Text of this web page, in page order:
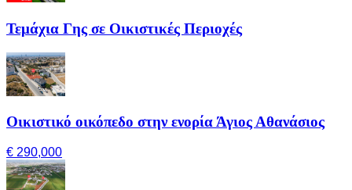
Τεμάχια Γης σε Οικιστικές Περιοχές
Οικιστικό οικόπεδο στην ενορία Άγιος Αθανάσιος
€ 290,000